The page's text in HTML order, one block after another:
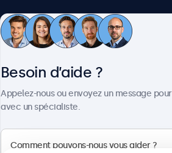
Service client
Besoin d’aide ?
Appelez-nous ou envoyez un message
avec un spécialiste.